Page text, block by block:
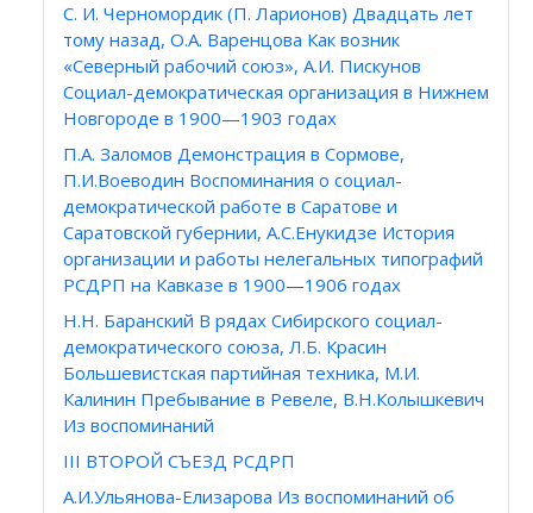
С. И. Черномордик (П. Ларионов) Двадцать лет
тому назад, О.А. Варенцова Как возник
«Северный рабочий союз», А.И. Пискунов
Социал-демократическая организация в Нижнем
Новгороде в 1900—1903 годах
П.А. Заломов Демонстрация в Сормове,
П.И.Воеводин Воспоминания о социал-
демократической работе в Саратове и
Саратовской губернии, А.С.Енукидзе История
организации и работы нелегальных типографий
РСДРП на Кавказе в 1900—1906 годах
Н.Н. Баранский В рядах Сибирского социал-
демократического союза, Л.Б. Красин
Большевистская партийная техника, М.И.
Калинин Пребывание в Ревеле, В.Н.Колышкевич
Из воспоминаний
III ВТОРОЙ СЪЕЗД РСДРП
А.И.Ульянова-Елизарова Из воспоминаний об